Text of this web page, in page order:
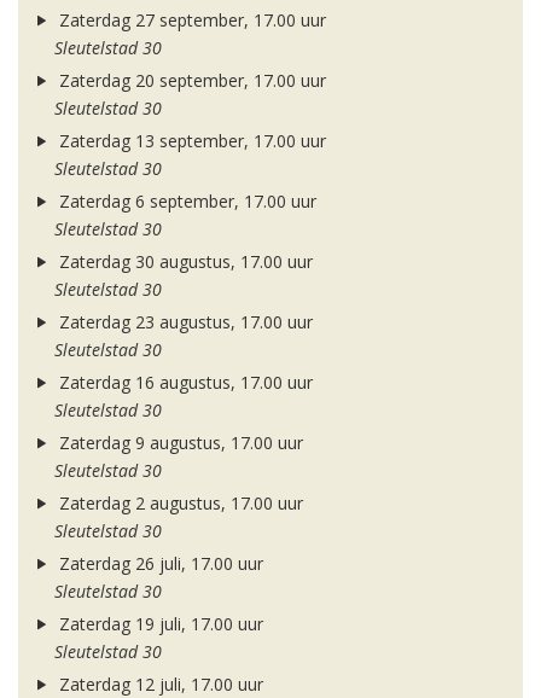
Zaterdag 27 september, 17.00 uur
Sleutelstad 30
Zaterdag 20 september, 17.00 uur
Sleutelstad 30
Zaterdag 13 september, 17.00 uur
Sleutelstad 30
Zaterdag 6 september, 17.00 uur
Sleutelstad 30
Zaterdag 30 augustus, 17.00 uur
Sleutelstad 30
Zaterdag 23 augustus, 17.00 uur
Sleutelstad 30
Zaterdag 16 augustus, 17.00 uur
Sleutelstad 30
Zaterdag 9 augustus, 17.00 uur
Sleutelstad 30
Zaterdag 2 augustus, 17.00 uur
Sleutelstad 30
Zaterdag 26 juli, 17.00 uur
Sleutelstad 30
Zaterdag 19 juli, 17.00 uur
Sleutelstad 30
Zaterdag 12 juli, 17.00 uur